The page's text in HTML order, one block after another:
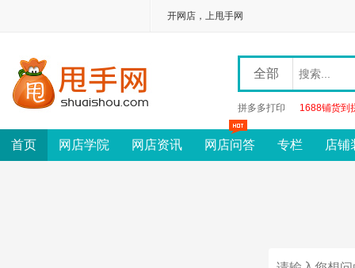
开网店，上甩手网
全部
拼多多打印 1688铺货到
首页 网店学院 网店资讯 网店问答 专栏 店铺